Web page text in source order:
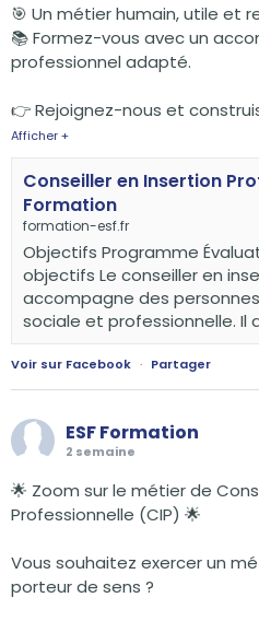
🎯 Un métier humain, utile et
📚 Formez-vous avec un
professionnel adapté.
👉 Rejoignez-nous et
Afficher +
Conseiller en Insertion
Formation
formation-esf.fr
Objectifs Programme
objectifs Le conseiller en
accompagne des
sociale et professionnelle. Il
Voir sur Facebook · Partager
ESF Formation
2 semaine
🌟 Zoom sur le métier de
Professionnelle (CIP) 🌟
Vous souhaitez exercer un
porteur de sens ?